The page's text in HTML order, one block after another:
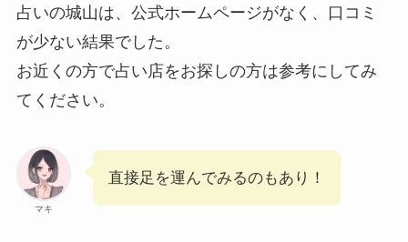
占いの城山は、公式ホームページがなく、口コミ
が少ない結果でした。
お近くの方で占い店をお探しの方は参考にしてみ
てください。
マキ
直接足を運んでみるのもあり！